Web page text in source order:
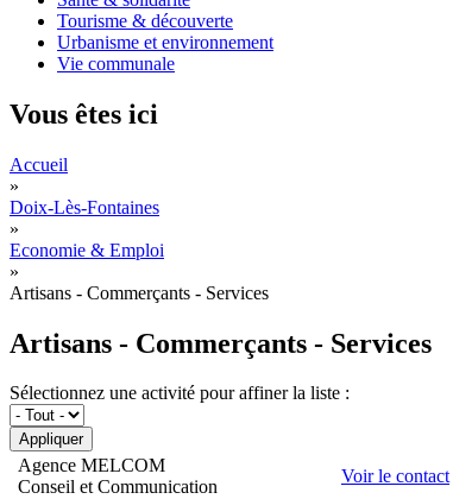
Tourisme & découverte
Urbanisme et environnement
Vie communale
Vous êtes ici
Accueil
»
Doix-Lès-Fontaines
»
Economie & Emploi
»
Artisans - Commerçants - Services
Artisans - Commerçants - Services
Sélectionnez une activité pour affiner la liste :
Agence MELCOM
Conseil et Communication
Voir le contact